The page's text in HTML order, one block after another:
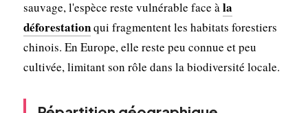
sauvage, l'espèce reste vulnérable face àla
déforestationqui fragmentent les habitats forestiers
chinois. En Europe, elle reste peu connue et peu
cultivée, limitant son rôle dans la biodiversité locale.